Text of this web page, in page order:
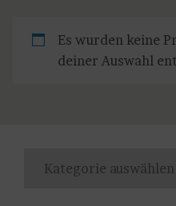
Es wurden keine
deiner Auswahl